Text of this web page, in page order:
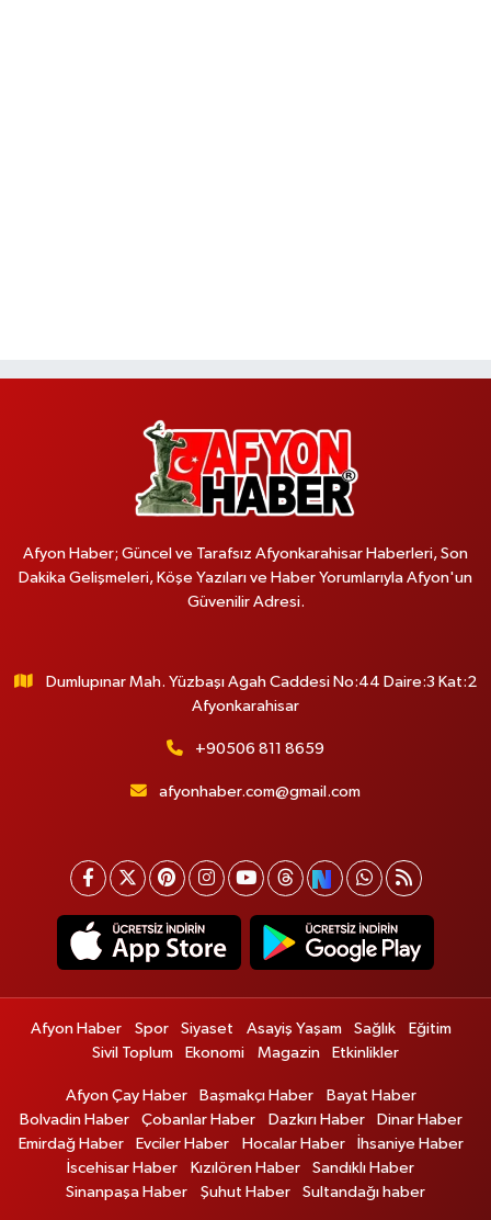
Afyon Haber; Güncel ve Tarafsız Afyonkarahisar Haberleri, Son
Dakika Gelişmeleri, Köşe Yazıları ve Haber Yorumlarıyla Afyon'un
Güvenilir Adresi.
Dumlupınar Mah. Yüzbaşı Agah Caddesi No:44 Daire:3 Kat:2
Afyonkarahisar
+90506 811 8659
afyonhaber.com@gmail.com
Afyon Haber Spor Siyaset Asayiş Yaşam Sağlık
Eğitim
Sivil Toplum
Ekonomi Magazin Etkinlikler
Afyon Çay Haber Başmakçı Haber
Bayat Haber
Bolvadin Haber
Çobanlar Haber Dazkırı Haber
Dinar Haber
Emirdağ Haber
Evciler Haber Hocalar Haber
İhsaniye Haber
İscehisar Haber
Kızılören Haber
Sandıklı Haber
Sinanpaşa Haber
Şuhut Haber Sultandağı haber